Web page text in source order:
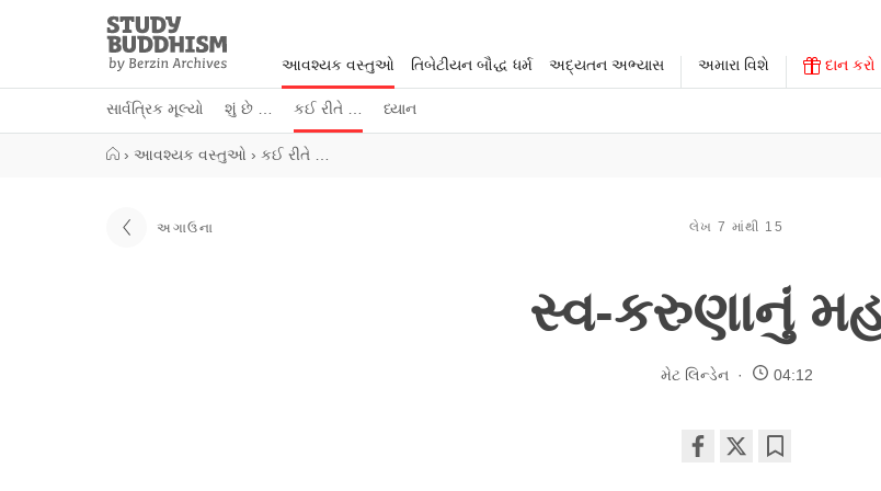
Study
Buddhism
Home
આવશ્યક વસ્તુઓ
સાર્વત્રિક મૂલ્યો શું છે … કઈ રીતે … ધ્યાન
તિબેટીયન બૌદ્ધ ધર્મ અદ્યતન અભ્યાસ અમારા વિશે દાન કરો
› આવશ્યક વસ્તુઓ › કઈ રીતે …
અગાઉના લેખ 7 માંથી 15
સ્વ-કરુણાનું
મેટ લિન્ડેન 04:12